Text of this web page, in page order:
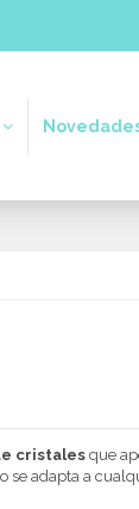
cristales que
adapta a